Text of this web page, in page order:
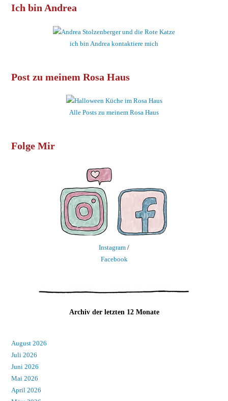
Ich bin Andrea
ich bin Andrea kontaktiere mich
Post zu meinem Rosa Haus
Alle Posts zu meinem Rosa Haus
Folge Mir
Instagram /
Facebook
Archiv der letzten 12 Monate
August 2026
Juli 2026
Juni 2026
Mai 2026
April 2026